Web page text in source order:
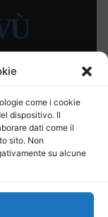
come i cookie
dispositivo. Il
dati come il
sito. Non
su alcune